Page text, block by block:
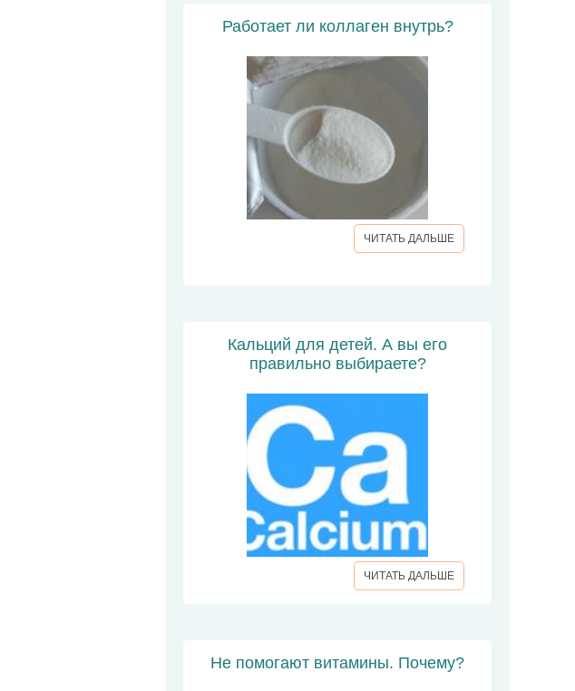
Работает ли коллаген внутрь?
ЧИТАТЬ ДАЛЬШЕ
Кальций для детей. А вы его
правильно выбираете?
ЧИТАТЬ ДАЛЬШЕ
Не помогают витамины. Почему?